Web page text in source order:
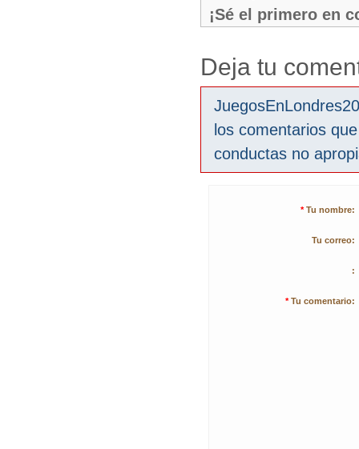
¡Sé el primero en
Deja tu
los comentarios
conductas no
* Tu nombre:
Tu correo:
:
* Tu comentario: